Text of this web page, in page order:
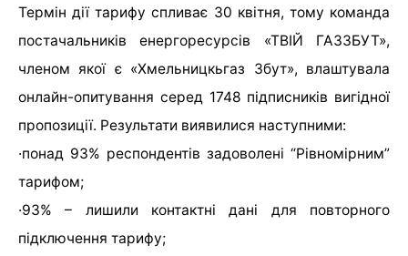
Термін дії тарифу спливає 30 квітня, тому команда
постачальників енергоресурсів «ТВІЙ ГАЗЗБУТ»,
членом якої є «Хмельницкьгаз Збут», влаштувала
онлайн-опитування серед 1748 підписників вигідної
пропозиції. Результати виявилися наступними:
·понад 93% респондентів задоволені “Рівномірним”
тарифом;
·93% – лишили контактні дані для повторного
підключення тарифу;